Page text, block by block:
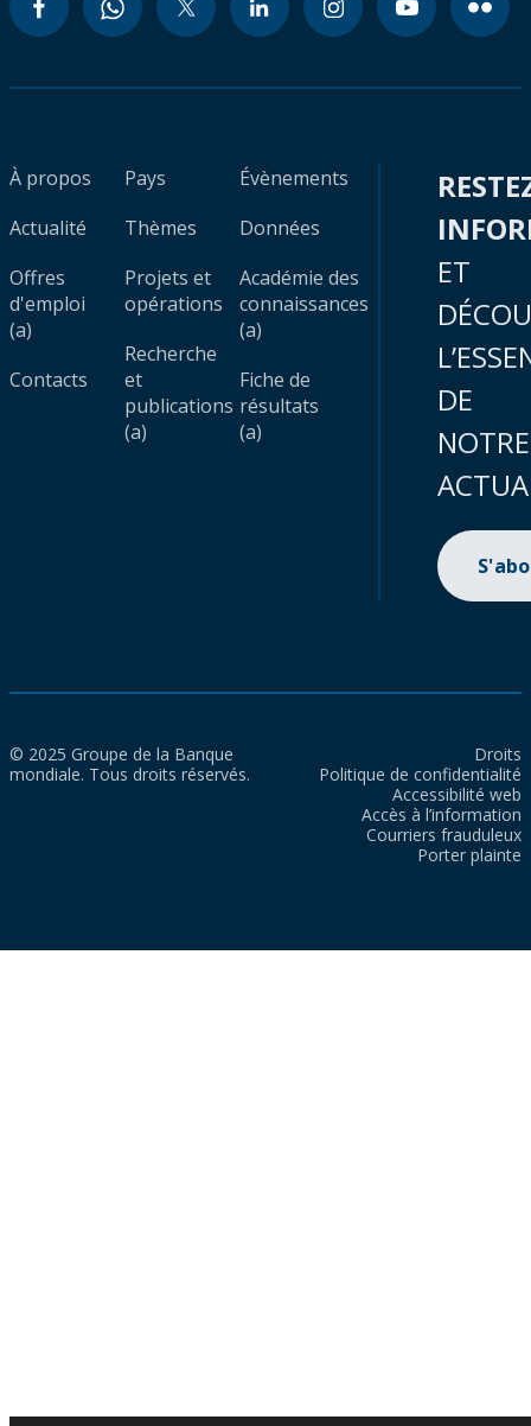
À propos
Actualité
Offres
d'emploi
(a)
Contacts
Pays
Thèmes
Projets et
opérations
Recherche
et
publications
(a)
Évènements
Données
Académie des
connaissances
(a)
Fiche de
résultats
(a)
ET
DE
NOTRE
© 2025 Groupe de la Banque
mondiale. Tous droits réservés.
Droits
Politique de confidentialité
Accessibilité web
Accès à l’information
Courriers frauduleux
Porter plainte